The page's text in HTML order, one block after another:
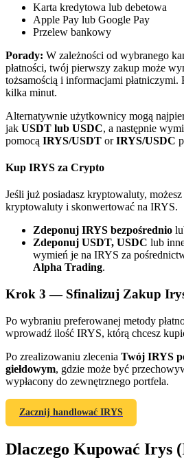
Bitruści Partnerzy
Afiliaci Bitrue
Aż do 65% prowizji!
Polecaj
Zaproś przyjaciela, aby otrzymać
BTC Welcome Rewards
Karta kredytowa lub debetowa
Apple Pay lub Google Pay
Przelew bankowy
Porady: W zależności od wybranego
płatności, twój pierwszy zakup może
tożsamością i informacjami płatniczymi.
kilka minut.
Alternatywnie użytkownicy mogą
jak USDT lub USDC, a następnie
pomocą IRYS/USDT orIRYS/USDC
Kup IRYS za Crypto
Jeśli już posiadasz kryptowaluty,
kryptowaluty i skonwertować na IRYS.
Zdeponuj IRYS bezpośrednio
Zdeponuj USDT, USDC lub
wymień je na IRYS za
Alpha Trading.
Krok 3 — Sfinalizuj Zakup
Po wybraniu preferowanej metody
wprowadź ilość IRYS, którą chcesz
Po zrealizowaniu zlecenia Twój IRYS
giełdowym, gdzie może być
wypłacony do zewnętrznego portfela.
Zacznij handlować IRYS
Dlaczego Kupować Irys